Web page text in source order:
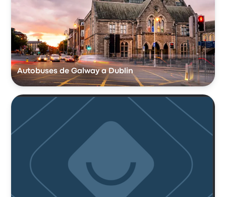
Autobuses de Galway a Dublin